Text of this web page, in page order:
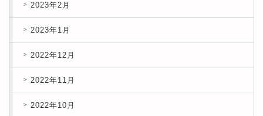
2023年2月
2023年1月
2022年12月
2022年11月
2022年10月